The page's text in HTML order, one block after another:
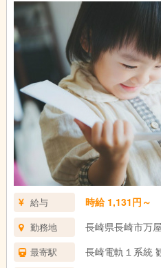
浜の町校（長崎
松山校（長崎市
葉山校（長崎市
長与校（西彼杵
給与 時給 1,131円～
勤務地 長崎県長崎市万
最寄駅 長崎電軌１系統